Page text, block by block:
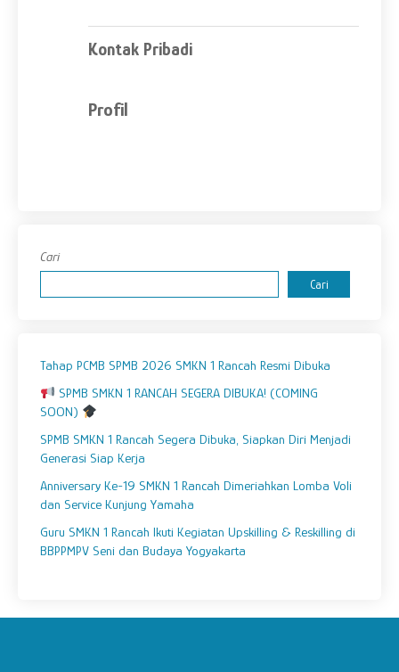
Kontak Pribadi
Profil
Cari
Cari
Tahap PCMB SPMB 2026 SMKN 1 Rancah Resmi Dibuka
SPMB SMKN 1 RANCAH SEGERA DIBUKA! (COMING
SOON)
SPMB SMKN 1 Rancah Segera Dibuka, Siapkan Diri Menjadi
Generasi Siap Kerja
Anniversary Ke-19 SMKN 1 Rancah Dimeriahkan Lomba Voli
dan Service Kunjung Yamaha
Guru SMKN 1 Rancah Ikuti Kegiatan Upskilling & Reskilling di
BBPPMPV Seni dan Budaya Yogyakarta